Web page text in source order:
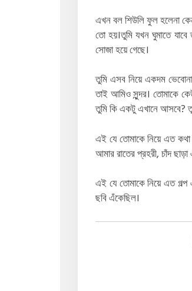
এখন বল শিউলি ফুল হলেনা
তো হয়।তুমি যখন ঘুমাতে
সোজা হয়ে গেছে।
তুমি এসব নিয়ে একদম
তাই আমিও সুন্দর। তোমাকে
তুমি কি একটু এখানে আসবে?
এই যে তোমাকে নিয়ে এত কথা
আমার রাতের প্রহরী, চাঁদ
এই যে তোমাকে নিয়ে এত গল্প
ছবি এঁকেছিল।